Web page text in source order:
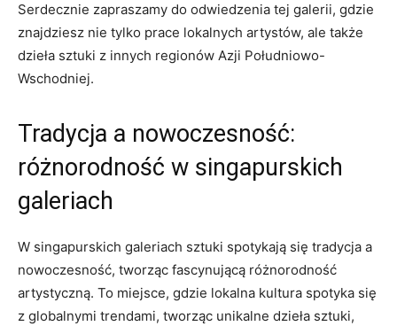
Serdecznie zapraszamy do odwiedzenia tej⁣ galerii, ⁢gdzie‍
znajdziesz⁢ nie tylko ⁤prace​ lokalnych artystów, ale także
dzieła ⁣sztuki ⁤z innych⁤ regionów Azji Południowo-
Wschodniej. ⁣
Tradycja a nowoczesność:
różnorodność w singapurskich
galeriach
W singapurskich galeriach​ sztuki spotykają się tradycja a
nowoczesność,‌ tworząc fascynującą różnorodność
artystyczną. To miejsce, gdzie lokalna kultura spotyka się
‌z globalnymi trendami, ​tworząc unikalne dzieła⁤ sztuki,